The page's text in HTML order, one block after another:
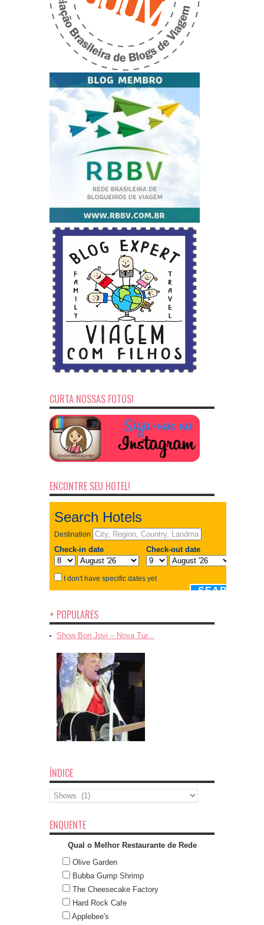
CURTA NOSSAS FOTOS!
ENCONTRE SEU HOTEL!
+ POPULARES
Show Bon Jovi – Nova Tur...
ÍNDICE
Índice
ENQUENTE
Qual o Melhor Restaurante de Rede
Olive Garden
Bubba Gump Shrimp
The Cheesecake Factory
Hard Rock Cafe
Applebee's